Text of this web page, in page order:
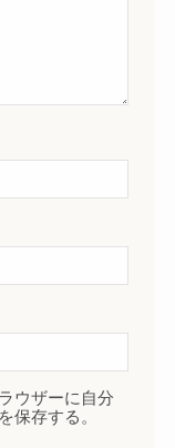
ウザーに自分
保存する。